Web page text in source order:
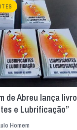
de Abreu lança livro
e Lubrificação”
Homem